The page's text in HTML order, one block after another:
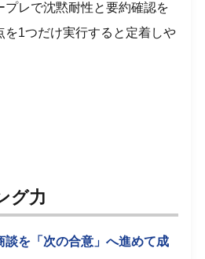
プレで沈黙耐性と要約確認を
を1つだけ実行すると定着しや
グ力
談を「次の合意」へ進めて成